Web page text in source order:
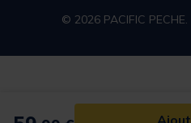
© 2026 PACIFIC